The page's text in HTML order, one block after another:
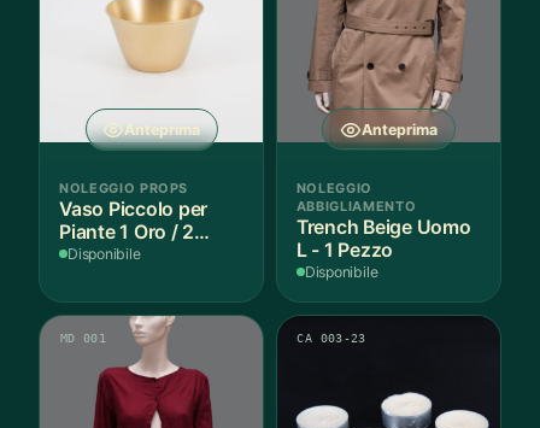
Anteprima
NOLEGGIO PROPS
Vaso Piccolo per
Piante 1 Oro / 2
Argento - 3 Pezzi
Disponibile
Anteprima
NOLEGGIO
ABBIGLIAMENTO
Trench Beige Uomo
L - 1 Pezzo
Disponibile
MD 001 CA 003-23